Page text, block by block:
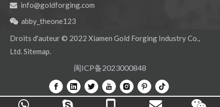
 info@goldforging.com
 abby_theone123
Droits d'auteur © 2022 Xiamen Gold Forging Industry Co.,
Ltd.Sitemap.
闽ICP备2023000848